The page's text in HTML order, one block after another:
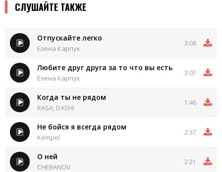
СЛУШАЙТЕ ТАКЖЕ
Отпускайте легко
Елена Карпук
3:08
Любите друг друга за то что вы есть
Елена Карпук
3:07
Когда ты не рядом
RASA, DASHI
1:46
Не бойся я всегда рядом
Kempel
2:37
О ней
CHEBANOV
2:21